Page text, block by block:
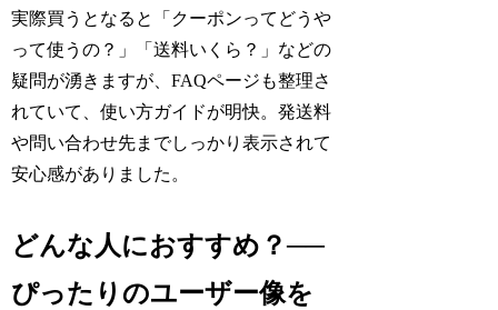
実際買うとなると「クーポンってどうや
って使うの？」「送料いくら？」などの
疑問が湧きますが、FAQページも整理さ
れていて、使い方ガイドが明快。発送料
や問い合わせ先までしっかり表示されて
安心感がありました。
どんな人におすすめ？──
ぴったりのユーザー像を